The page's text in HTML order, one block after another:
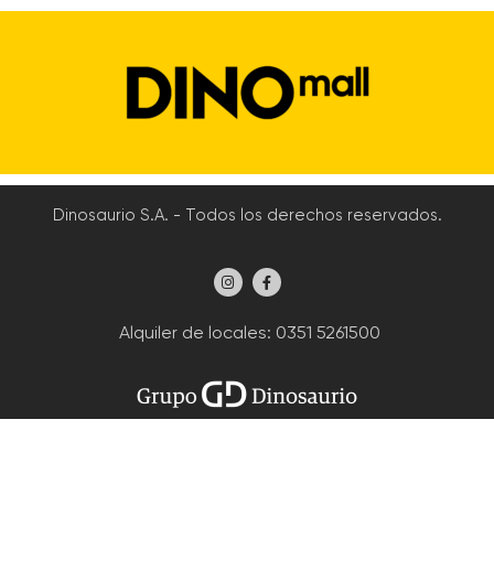
Dinosaurio S.A. - Todos los derechos reservados.
Alquiler de locales: 0351 5261500